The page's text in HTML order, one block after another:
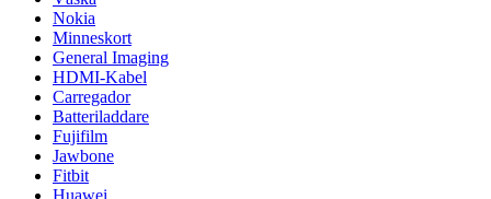
Nokia
Minneskort
General Imaging
HDMI-Kabel
Carregador
Batteriladdare
Fujifilm
Jawbone
Fitbit
Huawei